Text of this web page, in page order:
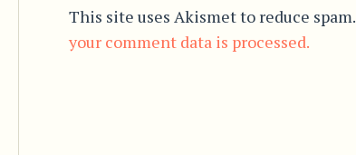
This site uses Akismet to reduce spam.
your comment data is processed.